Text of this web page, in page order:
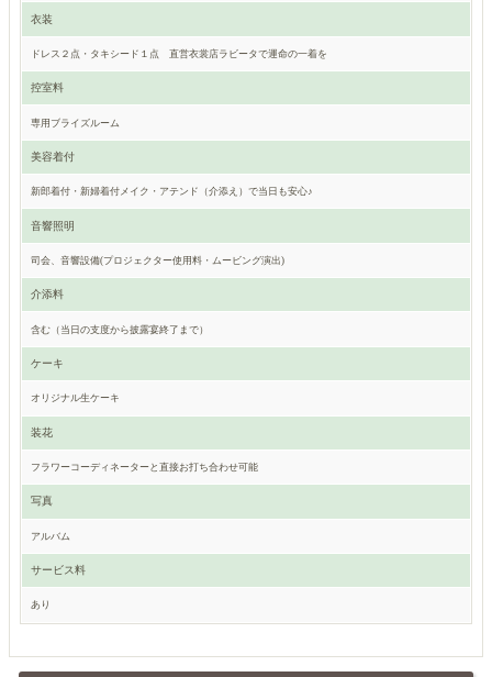
衣装
ドレス２点・タキシード１点 直営衣裳店ラビータで運命の一着を
控室料
専用ブライズルーム
美容着付
新郎着付・新婦着付メイク・アテンド（介添え）で当日も安心♪
音響照明
司会、音響設備(プロジェクター使用料・ムービング演出)
介添料
含む（当日の支度から披露宴終了まで）
ケーキ
オリジナル生ケーキ
装花
フラワーコーディネーターと直接お打ち合わせ可能
写真
アルバム
サービス料
あり